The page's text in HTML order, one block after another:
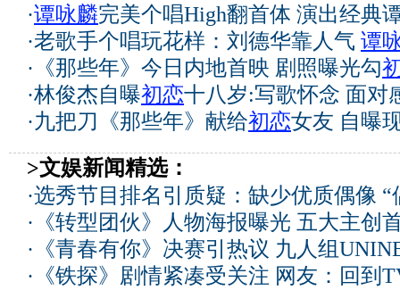
·谭咏麟完美个唱High翻首体 演出经典
·老歌手个唱玩花样：刘德华靠人气 谭
· 《那些年》今日内地首映 剧照曝光勾
·林俊杰自曝初恋十八岁:写歌怀念 面对
·九把刀《那些年》献给初恋女友 自曝
>文娱新闻精选：
·选秀节目排名引质疑：缺少优质偶像 “
· 《转型团伙》人物海报曝光 五大主创
· 《青春有你》决赛引热议 九人组
· 《铁探》剧情紧凑受关注 网友：回到